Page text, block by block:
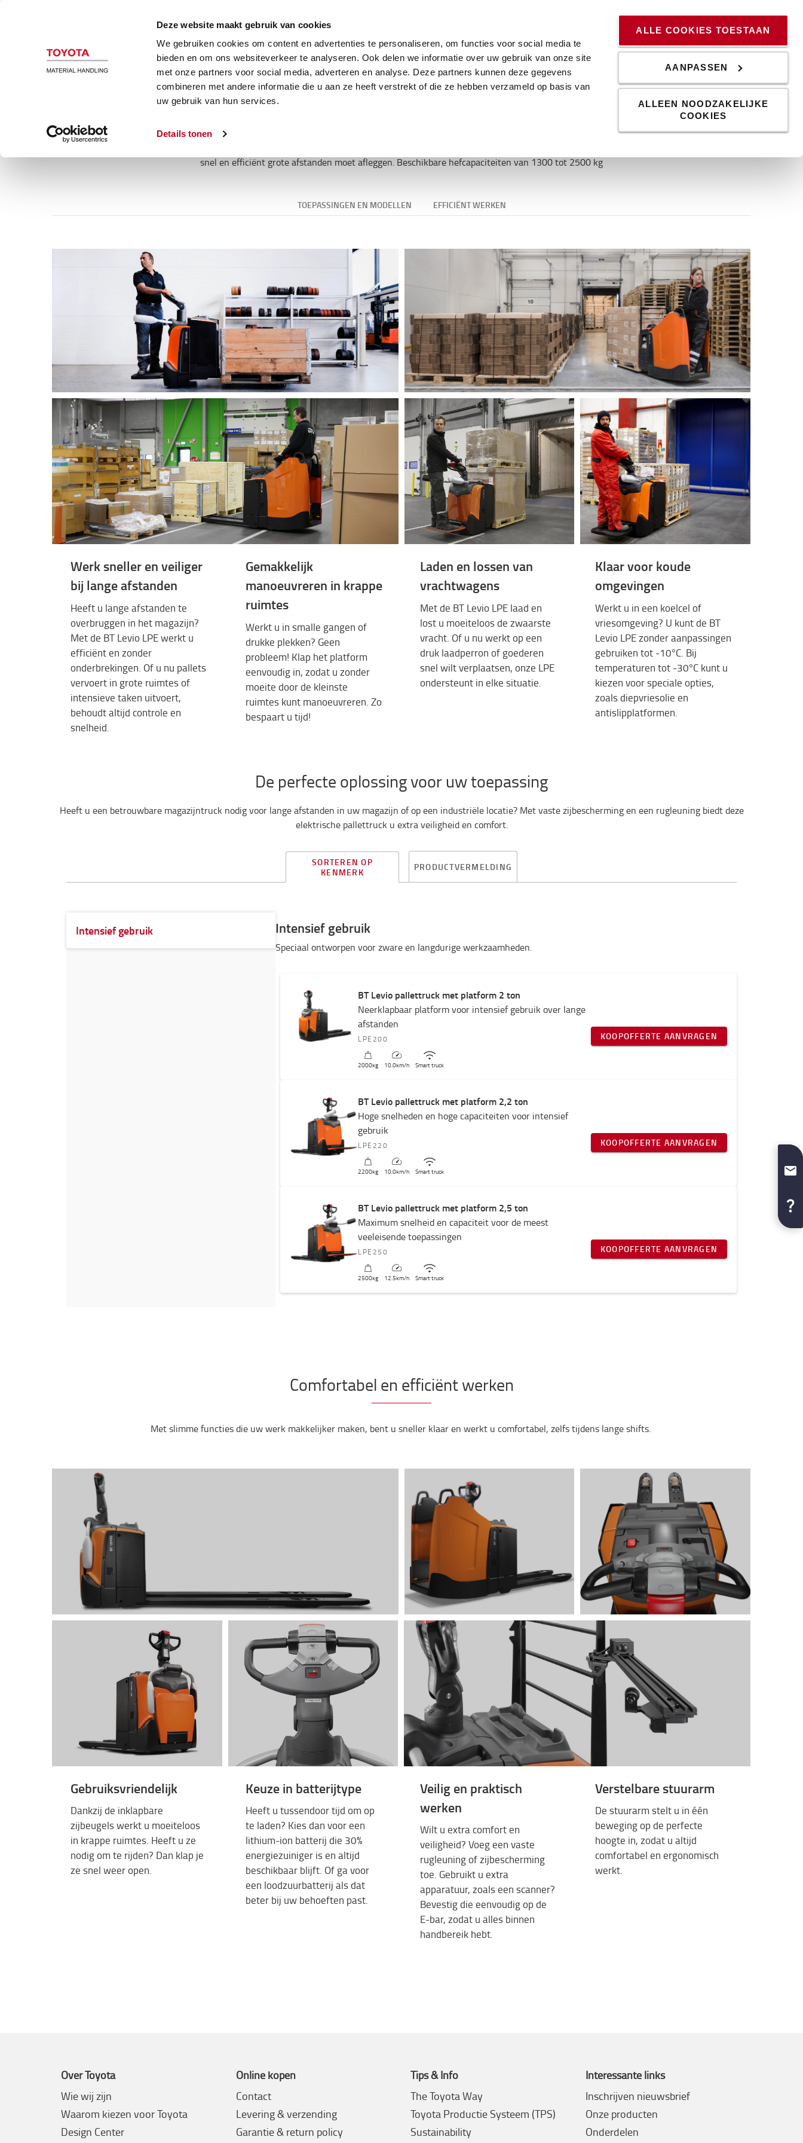
Deze website maakt gebruik van cookies
We gebruiken cookies om content en advertenties te personaliseren, om functies voor social media te
bieden en om ons websiteverkeer te analyseren. Ook delen we informatie over uw gebruik van onze site
met onze partners voor social media, adverteren en analyse. Deze partners kunnen deze gegevens
combineren met andere informatie die u aan ze heeft verstrekt of die ze hebben verzameld op basis van
uw gebruik van hun services.
Details tonen
ALLE COOKIES TOESTAAN
AANPASSEN
ALLEEN NOODZAKELIJKE
COOKIES
Magazijn en heftrucks Automatisering Tweedehands trucks
Elektrische pallettruck
Elektrische platform pallettrucks
snel en efficiënt grote afstanden moet afleggen. Beschikbare hefcapaciteiten van 1300 tot 2500 kg
TOEPASSINGEN EN MODELLEN EFFICIËNT WERKEN
Werk sneller en veiliger
bij lange afstanden
Heeft u lange afstanden te
overbruggen in het magazijn?
Met de BT Levio LPEwerkt u
efficiënten zonder
onderbrekingen. Of u nu pallets
vervoert in grote ruimtesof
intensieve taken uitvoert,
behoudtaltijd controle en
snelheid.
Gemakkelijk
manoeuvreren in krappe
ruimtes
Werktu in smalle gangen of
drukke plekken? Geen
probleem! Klap het platform
eenvoudigin, zodatu zonder
moeite door de kleinste
ruimtes kunt manoeuvreren. Zo
bespaartu tijd!
Laden en lossen van
vrachtwagens
Met de BT Levio LPE laad en
lost u moeiteloosde zwaarste
vracht. Of u nu werktop een
druk laadperron of goederen
snel wiltverplaatsen, onze LPE
ondersteunt in elke situatie.
Klaar voor koude
omgevingen
Werktu in een koelcel of
vriesomgeving? U kuntde BT
LevioLPEzonderaanpassingen
gebruiken tot -10°C. Bij
temperaturen tot -30°C kuntu
kiezen voorspeciale opties,
zoalsdiepvriesolie en
antislipplatformen.
De perfecte oplossing voor uw toepassing
Heeft u een betrouwbare magazijntruck nodig voor lange afstanden in uw magazijn of op een industriële locatie? Met vaste zijbescherming en een rugleuning biedt deze
elektrische pallettruck u extra veiligheid en comfort.
SORTEREN OP
KENMERK
PRODUCTVERMELDING
Intensief gebruik Intensief gebruik
Speciaal ontworpen voor zware en langdurige werkzaamheden.
BT Levio pallettruck met platform 2 ton
Neerklapbaar platform voor intensief gebruik over lange
afstanden
LPE200
2000kg 10.0km/h Smart truck
KOOPOFFERTE AANVRAGEN
BT Levio pallettruck met platform 2,2 ton
Hoge snelheden en hoge capaciteiten voor intensief
gebruik
LPE220
2200kg 10.0km/h Smart truck
KOOPOFFERTE AANVRAGEN
BT Levio pallettruck met platform 2,5 ton
Maximum snelheid en capaciteit voor de meest
veeleisende toepassingen
LPE250
2500kg 12.5km/h Smart truck
KOOPOFFERTE AANVRAGEN
Comfortabel en efficiënt werken
Metslimme functiesdie uwwerk makkelijker maken, bent u sneller klaar en werktu comfortabel, zelfs tijdens langeshifts.
Gebruiksvriendelijk
Dankzij de inklapbare
zijbeugelswerkt u moeiteloos
in krappe ruimtes. Heeft u ze
nodigom te rijden? Dan klap je
ze snel weeropen.
Keuze in batterijtype
Heeft u tussendoortijd om op
te laden? Kiesdan vooreen
lithium-ion batterij die 30%
energiezuinigerisen altijd
beschikbaar blijft. Of gavoor
een loodzuurbatterij alsdat
beter bij uw behoeften past.
Veilig en praktisch
werken
Wilt u extra comforten
veiligheid? Voegeen vaste
rugleuningofzijbescherming
toe. Gebruikt u extra
apparatuur, zoalseen scanner?
Bevestigdie eenvoudigop de
E-bar, zodat u alles binnen
handbereik hebt.
Verstelbare stuurarm
De stuurarm steltu in één
bewegingop de perfecte
hoogte in, zodat u altijd
comfortabel en ergonomisch
werkt.
Over Toyota
Wie wij zijn
Waarom kiezen voor Toyota
Design Center
Online kopen
Contact
Levering & verzending
Garantie & return policy
Tips & Info
The Toyota Way
Toyota Productie Systeem (TPS)
Sustainability
Interessante links
Inschrijven nieuwsbrief
Onze producten
Onderdelen